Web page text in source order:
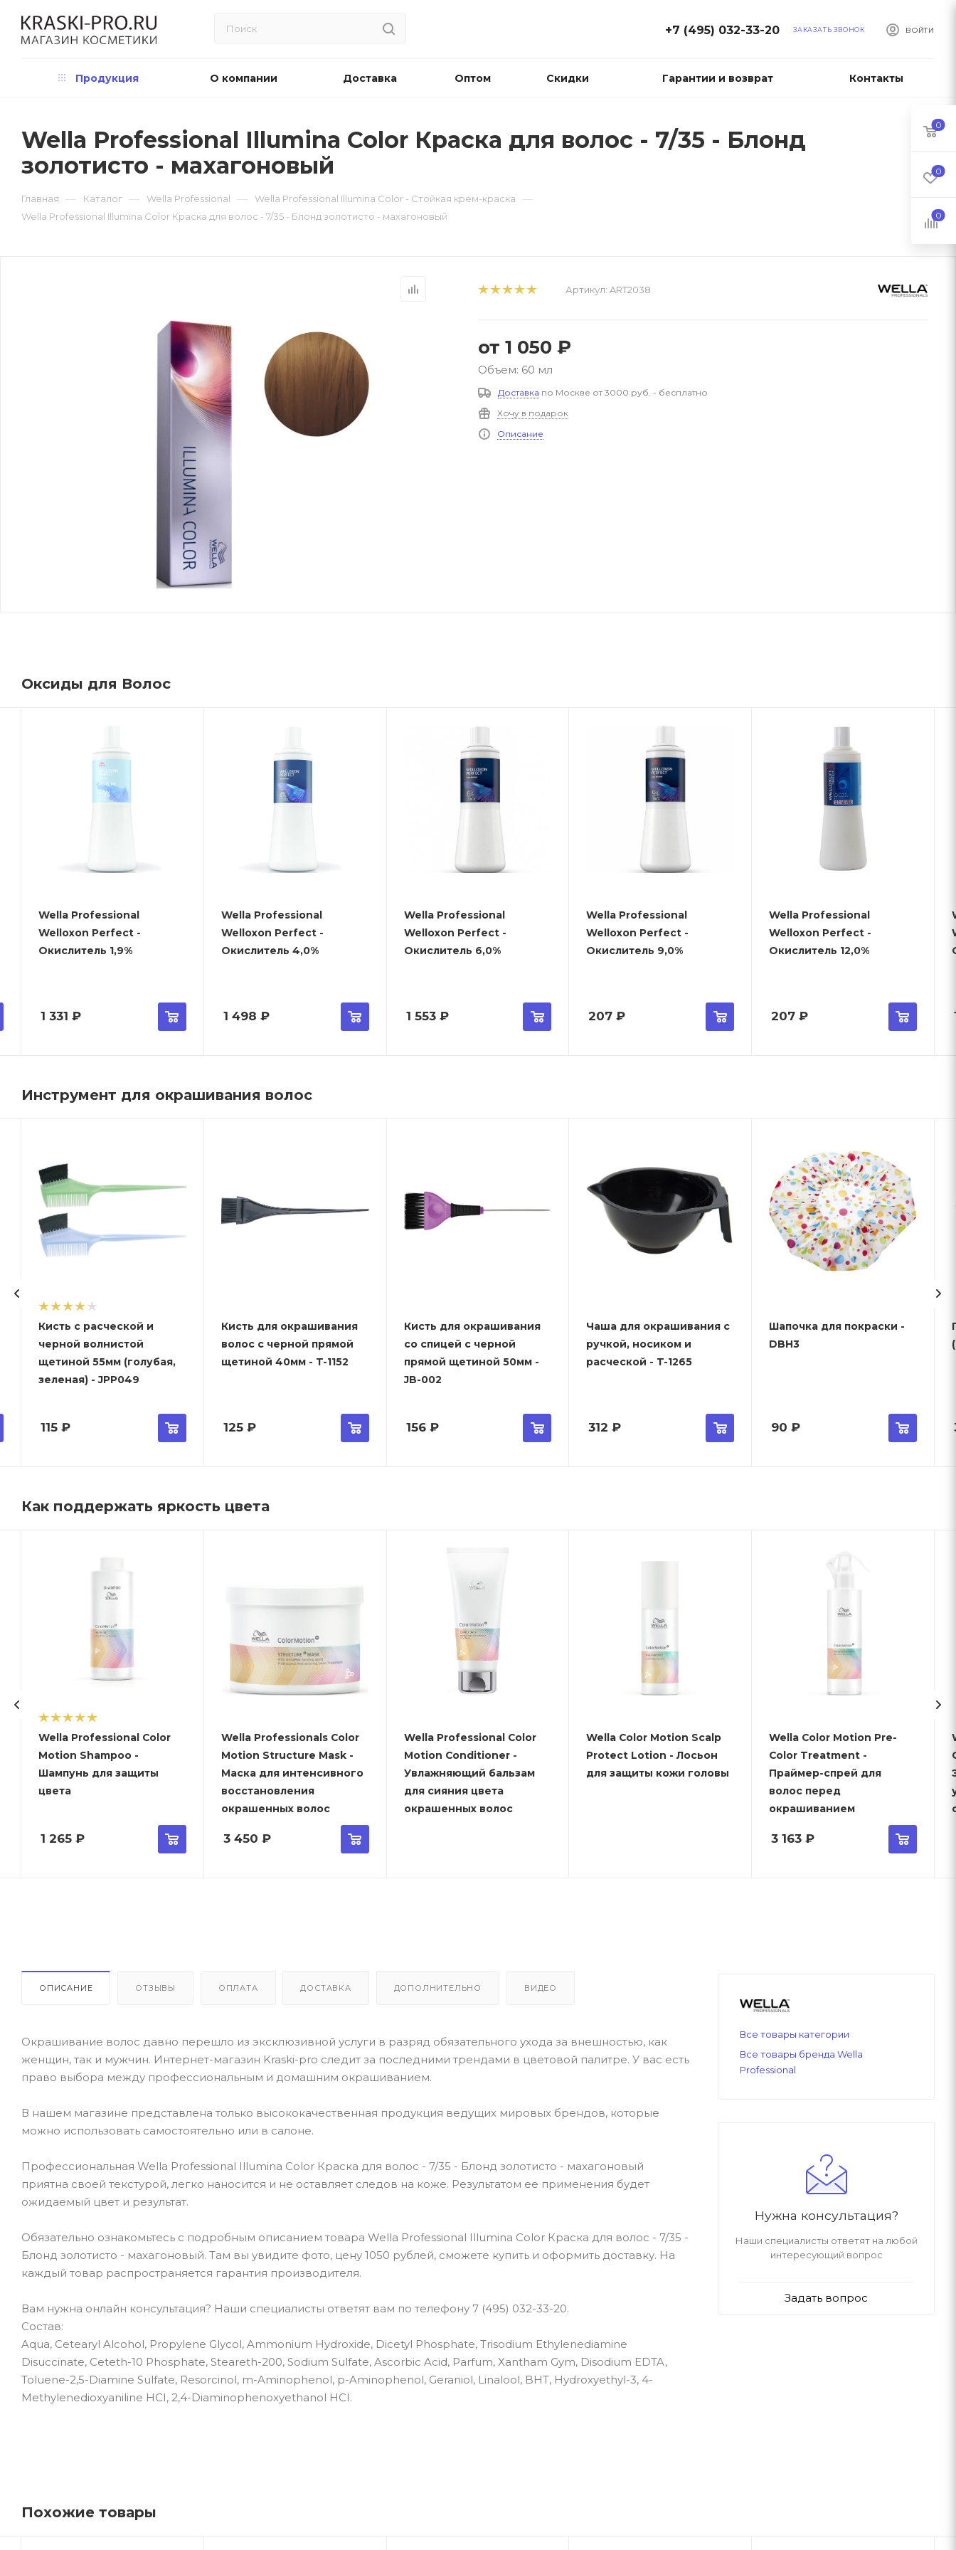
ВОЙТИ
+7 (495) 032-33-20 ЗАКАЗАТЬ ЗВОНОК
Продукция О компании Доставка Оптом Скидки Гарантии и возврат Контакты
Wella Professional Illumina Color Краска для волос - 7/35 - Блонд
золотисто - махагоновый
Главная — Каталог — Wella Professional — Wella Professional Illumina Color - Стойкая крем-краска —
Wella Professional Illumina Color Краска для волос - 7/35 - Блонд золотисто - махагоновый
Артикул: ART2038
от 1 050 ₽
Объем: 60 мл
Доставка по Москве от 3000 руб. - бесплатно
Хочу в подарок
Описание
Оксиды для Волос
Wella Professional
Welloxon Perfect -
Окислитель 1,9%
1 331 ₽
Wella Professional
Welloxon Perfect -
Окислитель 4,0%
1 498 ₽
Wella Professional
Welloxon Perfect -
Окислитель 6,0%
1 553₽
Wella Professional
Welloxon Perfect -
Окислитель 9,0%
207 ₽
Wella Professional
Welloxon Perfect -
Окислитель 12,0%
207 ₽
Инструмент для окрашивания волос
Кисть с расческой и
черной волнистой
щетиной 55мм (голубая,
зеленая) - JPP049
115₽
Кисть для окрашивания
волос с черной прямой
щетиной 40мм - T-1152
125₽
Кисть для окрашивания
со спицей с черной
прямой щетиной 50мм -
JB-002
156₽
Чаша для окрашивания с
ручкой, носиком и
расческой - T-1265
312 ₽
Шапочка для покраски -
DBH3
90 ₽
Как поддержать яркость цвета
Wella Professional Color
Motion Shampoo -
Шампунь для защиты
цвета
1 265₽
Wella Professionals Color
Motion Structure Mask -
Маска для интенсивного
восстановления
окрашенных волос
3 450 ₽
Wella Professional Color
Motion Conditioner -
Увлажняющий бальзам
для сияния цвета
окрашенных волос
Wella Color Motion Scalp
Protect Lotion - Лосьон
для защиты кожи головы
Wella Color Motion Pre-
Color Treatment -
Праймер-спрей для
волос перед
окрашиванием
3 163 ₽
ОПИСАНИЕ ОТЗЫВЫ ОПЛАТА ДОСТАВКА ДОПОЛНИТЕЛЬНО ВИДЕО
Окрашивание волос давно перешло из эксклюзивной услуги в разряд обязательного ухода за внешностью, как
женщин, так и мужчин. Интернет-магазин Kraski-pro следит за последними трендами в цветовой палитре. У вас есть
право выбора между профессиональным и домашним окрашиванием.
В нашем магазине представлена только высококачественная продукция ведущих мировых брендов, которые
можно использовать самостоятельно или в салоне.
Профессиональная Wella Professional Illumina Color Краска для волос - 7/35 - Блонд золотисто - махагоновый
приятна своей текстурой, легко наносится и не оставляет следов на коже. Результатом ее применения будет
ожидаемый цвет и результат.
Обязательно ознакомьтесь с подробным описанием товара Wella Professional Illumina Color Краска для волос - 7/35 -
Блонд золотисто - махагоновый. Там вы увидите фото, цену 1050 рублей, сможете купить и оформить доставку. На
каждый товар распространяется гарантия производителя.
Вам нужна онлайн консультация? Наши специалисты ответят вам по телефону 7 (495) 032-33-20.
Состав:
Aqua, Cetearyl Alcohol, Propylene Glycol, Ammonium Hydroxide, Dicetyl Phosphate, Trisodium Ethylenediamine
Disuccinate, Ceteth-10 Phosphate, Steareth-200, Sodium Sulfate, Ascorbic Acid, Parfum, Xantham Gym, Disodium EDTA,
Toluene-2,5-Diamine Sulfate, Resorcinol, m-Aminophenol, p-Aminophenol, Geraniol, Linalool, BHT, Hydroxyethyl-3, 4-
Methylenedioxyaniline HCI, 2,4-Diaminophenoxyethanol HCI.
Все товары категории
Все товары бренда Wella
Professional
Нужна консультация?
Наши специалисты ответят на любой
интересующий вопрос
Задать вопрос
Похожие товары
0
0
0